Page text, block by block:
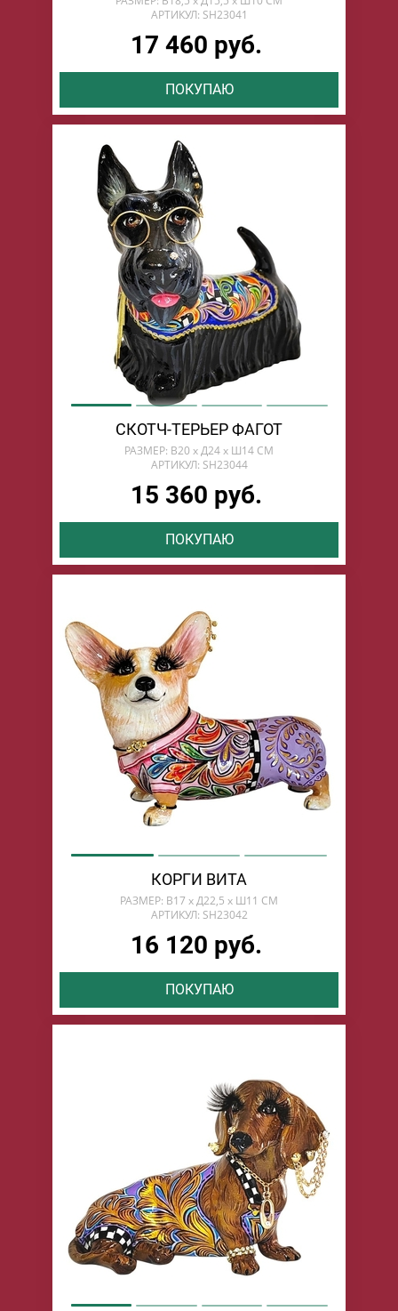
АРТИКУЛ: SH23041
17 460 руб.
ПОКУПАЮ
СКОТЧ-ТЕРЬЕР ФАГОТ
РАЗМЕР: В20 х Д24 х Ш14 СМ
АРТИКУЛ: SH23044
15 360 руб.
ПОКУПАЮ
КОРГИ ВИТА
РАЗМЕР: В17 х Д22,5 х Ш11 СМ
АРТИКУЛ: SH23042
16 120 руб.
ПОКУПАЮ